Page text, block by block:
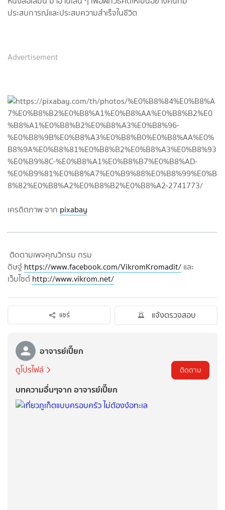
ประสบการณ์และประสบความสำเร็จในชีวิต
Advertisement
เครดิตภาพ จาก pixabay
ติดตามเพจคุณวิกรม กรม
ดิษฐ์ https://www.facebook.com/VikromKromadit/ และ
เว็บไซต์ http://www.vikrom.net/
แชร์ แจ้งตรวจสอบ
อาจารย์เปี๊ยก
ดูโปรไฟล์ ติดตาม
บทความอื่นๆจาก อาจารย์เปี๊ยก